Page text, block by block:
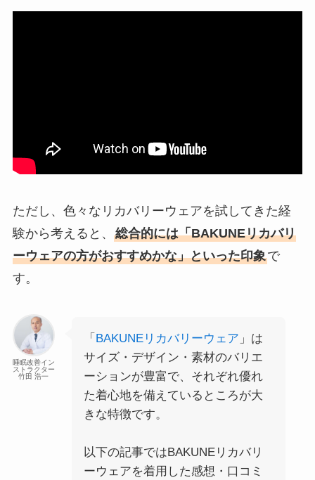
ただし、色々なリカバリーウェアを試してきた経
験から考えると、 総合的には「BAKUNEリカバリ
ーウェアの方がおすすめかな」といった印象で
す。
睡眠改善イン
ストラクター
竹田 浩一
「 BAKUNEリカバリーウェア 」は
サイズ・デザイン・素材のバリエ
ーションが豊富で、それぞれ優れ
た着心地を備えているところが大
きな特徴です。
以下の記事ではBAKUNEリカバリ
ーウェアを着用した感想・口コミ